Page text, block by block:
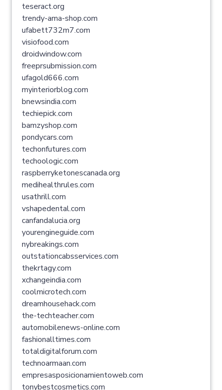
teseract.org
trendy-ama-shop.com
ufabett732m7.com
visiofood.com
droidwindow.com
freeprsubmission.com
ufagold666.com
myinteriorblog.com
bnewsindia.com
techiepick.com
bamzyshop.com
pondycars.com
techonfutures.com
techoologic.com
raspberryketonescanada.org
medihealthrules.com
usathrill.com
vshapedental.com
canfandalucia.org
yourengineguide.com
nybreakings.com
outstationcabsservices.com
thekrtagy.com
xchangeindia.com
coolmicrotech.com
dreamhousehack.com
the-techteacher.com
automobilenews-online.com
fashionalltimes.com
totaldigitalforum.com
technoarmaan.com
empresasposicionamientoweb.com
tonybestcosmetics.com